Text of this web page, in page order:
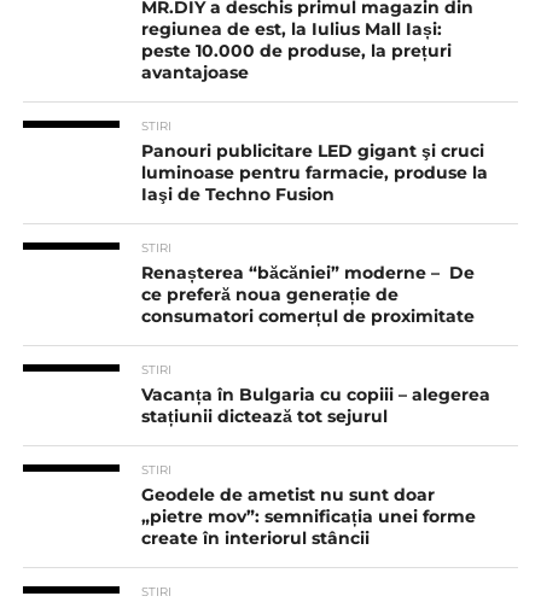
MR.DIY a deschis primul magazin din
regiunea de est, la Iulius Mall Iași:
peste 10.000 de produse, la prețuri
avantajoase
STIRI
Panouri publicitare LED gigant şi cruci
luminoase pentru farmacie, produse la
Iaşi de Techno Fusion
STIRI
Renașterea “băcăniei” moderne – De
ce preferă noua generație de
consumatori comerțul de proximitate
STIRI
Vacanța în Bulgaria cu copiii – alegerea
stațiunii dictează tot sejurul
STIRI
Geodele de ametist nu sunt doar
„pietre mov”: semnificația unei forme
create în interiorul stâncii
STIRI